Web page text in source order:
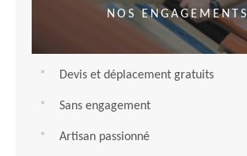
NOS ENGAGEMENTS
Devis et déplacement gratuits
Sans engagement
Artisan passionné